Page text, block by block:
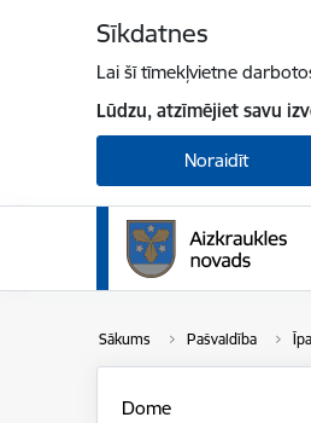
Sīkdatnes
Lai šī tīmekļvietne
Lūdzu, atzīmējiet savu
Noraidīt
Sākums Pašvaldība
Dome